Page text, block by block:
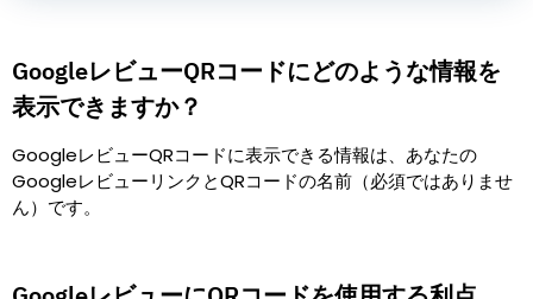
GoogleレビューQRコードにどのような情報を
表示できますか？
GoogleレビューQRコードに表示できる情報は、あなたの
GoogleレビューリンクとQRコードの名前（必須ではありませ
ん）です。